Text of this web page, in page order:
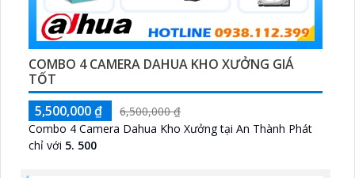
COMBO 4 CAMERA DAHUA KHO XƯỞNG GIÁ
TỐT
5,500,000 ₫
6,500,000 ₫
Combo 4 Camera Dahua Kho Xưởng tại An Thành Phát
chỉ với 5. 500